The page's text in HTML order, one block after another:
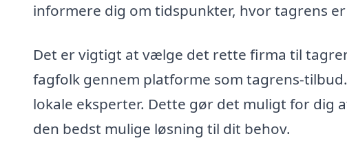
informere dig om tidspunkter, hvor tagrens
Det er vigtigt at vælge det rette firma til
fagfolk gennem platforme som tagrens-
lokale eksperter. Dette gør det muligt for dig
den bedst mulige løsning til dit behov.